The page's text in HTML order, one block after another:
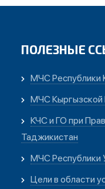
ПОЛЕЗНЫЕ
МЧС Республики
МЧС Кыргызской
КЧС и ГО при
Таджикистан
МЧС Республики
Цели в области